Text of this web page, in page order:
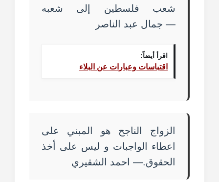
شعب فلسطين إلى شعبه
— جمال عبد الناصر
اقرأ أيضاً:
اقتباسات وعبارات عن البلاء
الزواج الناجح هو المبني على
اعطاء الواجبات و ليس على أخذ
الحقوق.— احمد الشقيري